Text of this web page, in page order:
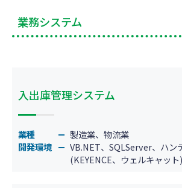
業務システム
入出庫管理システム
業種
製造業、物流業
開発環境
VB.NET、SQLServer、ハン
(KEYENCE、ウェルキャット)